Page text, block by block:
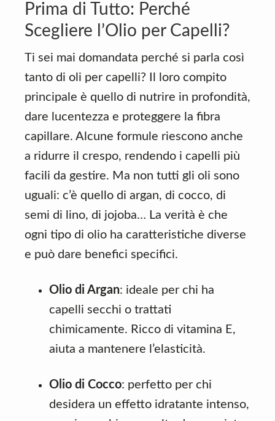
Prima di Tutto: Perché
Scegliere l’Olio per Capelli?
Ti sei mai domandata perché si parla così
tanto di oli per capelli? Il loro compito
principale è quello di nutrire in profondità,
dare lucentezza e proteggere la fibra
capillare. Alcune formule riescono anche
a ridurre il crespo, rendendo i capelli più
facili da gestire. Ma non tutti gli oli sono
uguali: c’è quello di argan, di cocco, di
semi di lino, di jojoba… La verità è che
ogni tipo di olio ha caratteristiche diverse
e può dare benefici specifici.
Olio di Argan: ideale per chi ha
capelli secchi o trattati
chimicamente. Ricco di vitamina E,
aiuta a mantenere l’elasticità.
Olio di Cocco: perfetto per chi
desidera un effetto idratante intenso,